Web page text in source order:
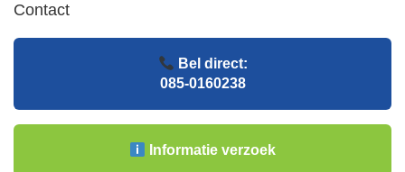
Contact
Bel direct:
085-0160238
Informatie verzoek